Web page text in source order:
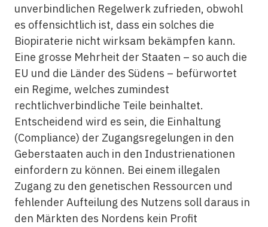
unverbindlichen Regelwerk zufrieden, obwohl
es offensichtlich ist, dass ein solches die
Biopiraterie nicht wirksam bekämpfen kann.
Eine grosse Mehrheit der Staaten – so auch die
EU und die Länder des Südens – befürwortet
ein Regime, welches zumindest
rechtlichverbindliche Teile beinhaltet.
Entscheidend wird es sein, die Einhaltung
(Compliance) der Zugangsregelungen in den
Geberstaaten auch in den Industrienationen
einfordern zu können. Bei einem illegalen
Zugang zu den genetischen Ressourcen und
fehlender Aufteilung des Nutzens soll daraus in
den Märkten des Nordens kein Profit